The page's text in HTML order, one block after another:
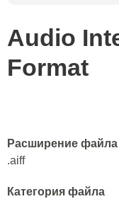
Audio
Format
Расширение файла
.aiff
Категория файла